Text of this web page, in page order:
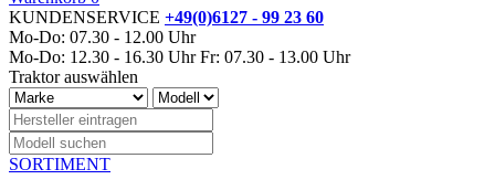
KUNDENSERVICE +49(0)6127 - 99 23 60
Mo-Do: 07.30 - 12.00 Uhr
Mo-Do: 12.30 - 16.30 Uhr Fr: 07.30 - 13.00 Uhr
Traktor auswählen
SORTIMENT